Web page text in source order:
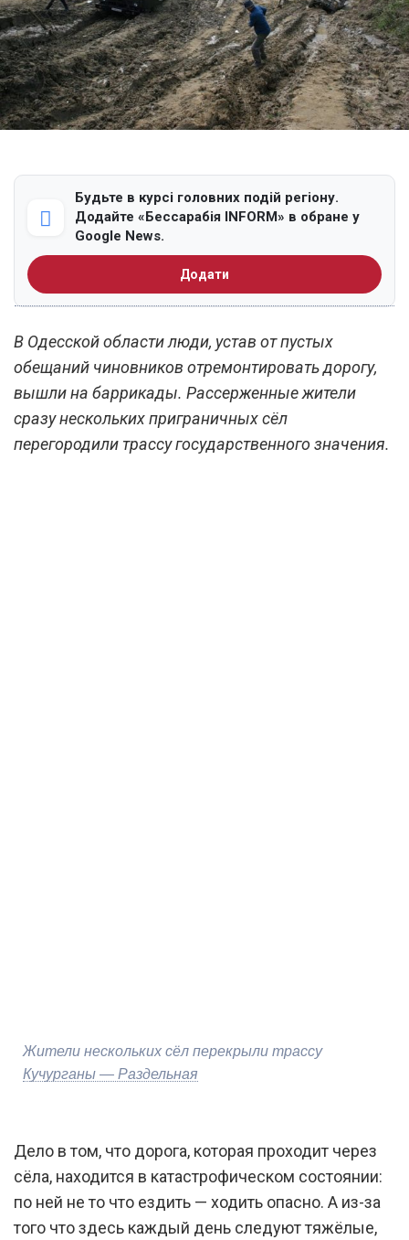
Будьте в курсі головних подій регіону.
Додайте «Бессарабія INFORM» в обране у
Google News.
Додати
В Одесской области люди, устав от пустых
обещаний чиновников отремонтировать дорогу,
вышли на баррикады. Рассерженные жители
сразу нескольких приграничных сёл
перегородили трассу государственного значения.
Жители нескольких сёл перекрыли трассу
Кучурганы — Раздельная
Дело в том, что дорога, которая проходит через
сёла, находится в катастрофическом состоянии:
по ней не то что ездить — ходить опасно. А из-за
того что здесь каждый день следуют тяжёлые,